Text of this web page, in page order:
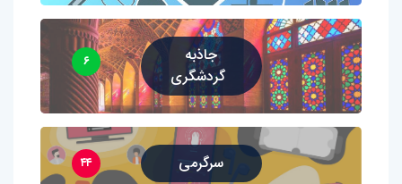
جاذبه
گردشگری
۶
سرگرمی ۴۴